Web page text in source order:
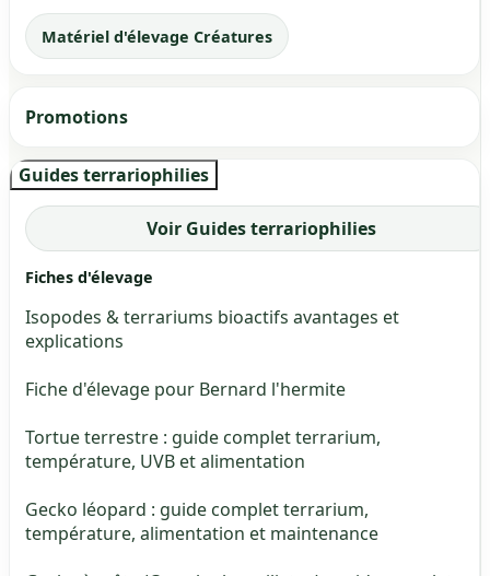
Matériel d'élevage Créatures
Promotions
Guides terrariophilies
Voir Guides terrariophilies
Fiches d'élevage
Isopodes & terrariums bioactifs avantages et
explications
Fiche d'élevage pour Bernard l'hermite
Tortue terrestre : guide complet terrarium,
température, UVB et alimentation
Gecko léopard : guide complet terrarium,
température, alimentation et maintenance